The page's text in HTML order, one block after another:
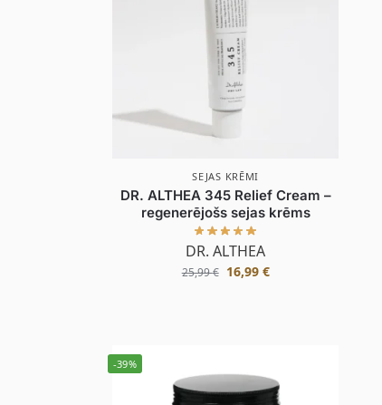
SEJAS KRĒMI
DR. ALTHEA 345 Relief Cream –
regenerējošs sejas krēms
DR. ALTHEA
25,99€ 16,99 €
-39%